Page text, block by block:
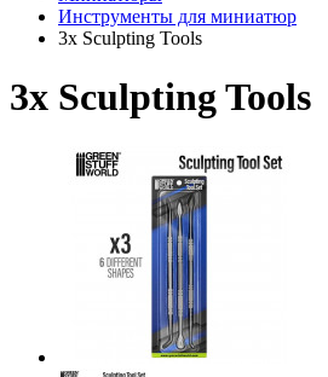
Инструменты для миниатюр
3x Sculpting Tools
3x Sculpting Tools